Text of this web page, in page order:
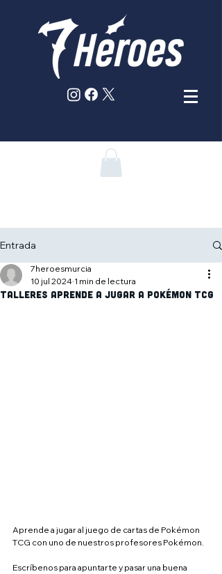
Entrada
Talleres Aprende a jugar a Pokémon TCG
7heroesmurcia
10 jul 2024 1 min de lectura
Aprende a jugar al juego de cartas de Pokémon
TCG con uno de nuestros profesores Pokémon.
Escríbenos para apuntarte y pasar una buena